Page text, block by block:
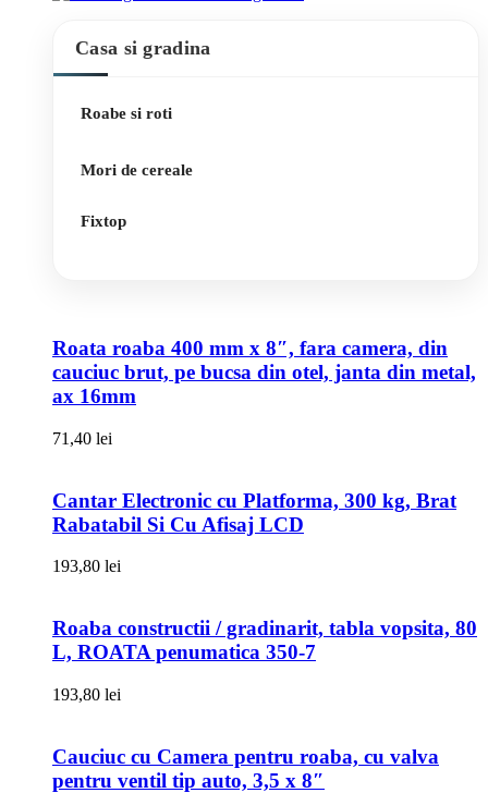
Casa si gradina
Roabe si roti
Mori de cereale
Fixtop
Roata roaba 400 mm x 8″, fara camera, din
cauciuc brut, pe bucsa din otel, janta din metal,
ax 16mm
71,40 lei
Cantar Electronic cu Platforma, 300 kg, Brat
Rabatabil Si Cu Afisaj LCD
193,80 lei
Roaba constructii / gradinarit, tabla vopsita, 80
L, ROATA penumatica 350-7
193,80 lei
Cauciuc cu Camera pentru roaba, cu valva
pentru ventil tip auto, 3,5 x 8″